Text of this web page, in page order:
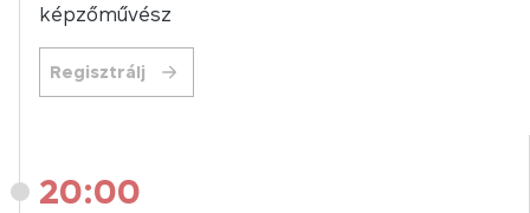
képzőművész
Regisztrálj
20:00